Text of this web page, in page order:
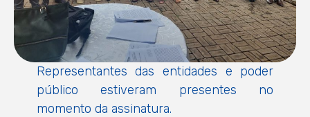
Representantes das entidades e poder
público estiveram presentes no
momento da assinatura.